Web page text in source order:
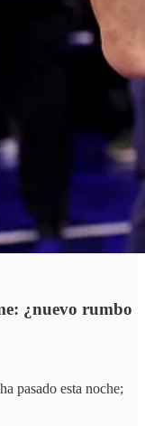
¿nuevo rumbo
pasado esta noche;